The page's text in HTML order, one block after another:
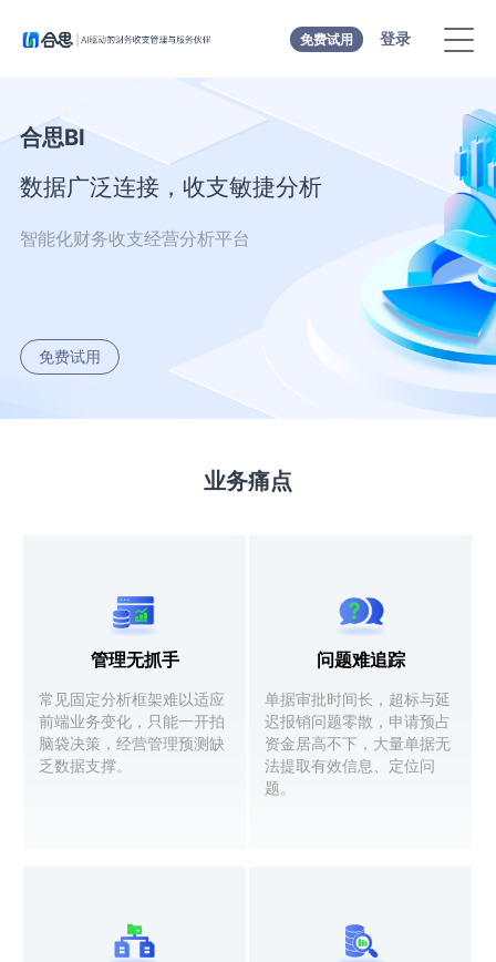
免费试用 登录
合思BI
数据广泛连接，收支敏捷分析
智能化财务收支经营分析平台
免费试用
业务痛点
管理无抓手
常见固定分析框架难以适应
前端业务变化，只能一开拍
脑袋决策，经营管理预测缺
乏数据支撑。
问题难追踪
单据审批时间长，超标与延
迟报销问题零散，申请预占
资金居高不下，大量单据无
法提取有效信息、定位问
题。